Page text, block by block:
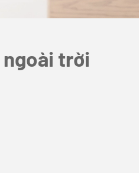
trời